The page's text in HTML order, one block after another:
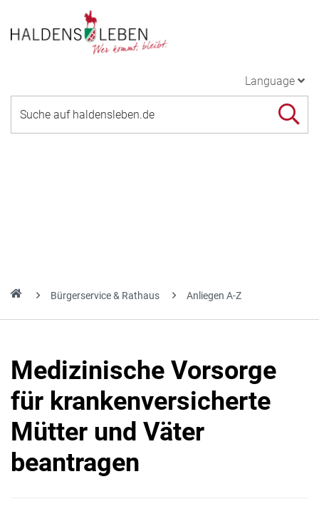
Language
Bürgerservice & Rathaus Anliegen A-Z
Medizinische Vorsorge
für krankenversicherte
Mütter und Väter
beantragen